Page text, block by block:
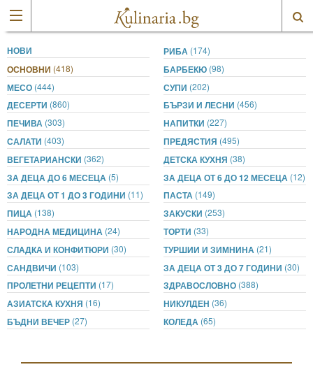
НОВИ РИБА (174)
ОСНОВНИ (418) БАРБЕКЮ (98)
МЕСО (444) СУПИ (202)
ДЕСЕРТИ (860) БЪРЗИ И ЛЕСНИ (456)
ПЕЧИВА (303) НАПИТКИ (227)
САЛАТИ (403) ПРЕДЯСТИЯ (495)
ВЕГЕТАРИАНСКИ (362) ДЕТСКА КУХНЯ (38)
ЗА ДЕЦА ДО 6 МЕСЕЦА (5) ЗА ДЕЦА ОТ 6 ДО 12 МЕСЕЦА (12)
ЗА ДЕЦА ОТ 1 ДО 3 ГОДИНИ (11) ПАСТА (149)
ПИЦА (138) ЗАКУСКИ (253)
НАРОДНА МЕДИЦИНА (24) ТОРТИ (33)
СЛАДКА И КОНФИТЮРИ (30) ТУРШИИ И ЗИМНИНА (21)
САНДВИЧИ (103) ЗА ДЕЦА ОТ 3 ДО 7 ГОДИНИ (30)
ПРОЛЕТНИ РЕЦЕПТИ (17) ЗДРАВОСЛОВНО (388)
АЗИАТСКА КУХНЯ (16) НИКУЛДЕН (36)
БЪДНИ ВЕЧЕР (27) КОЛЕДА (65)